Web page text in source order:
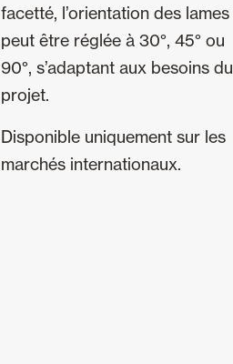
facetté, l’orientation des lames
peut être réglée à 30°, 45° ou
90°, s’adaptant aux besoins du
projet.
Disponible uniquement sur les
marchés internationaux.